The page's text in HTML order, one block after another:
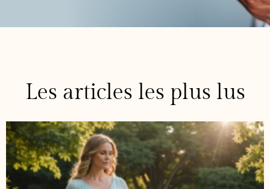
Les articles les plus lus